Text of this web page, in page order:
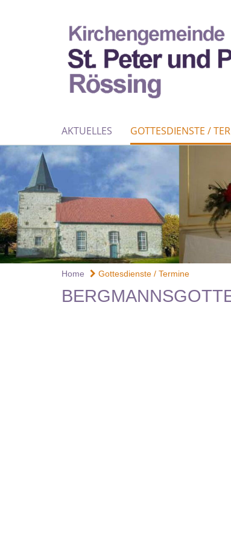
AKTUELLES GOTTESDIENSTE /
Home Gottesdienste / Termine